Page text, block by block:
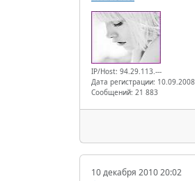
IP/Host: 94.29.113.---
Дата регистрации: 10.09.2008
Сообщений: 21 883
10 декабря 2010 20:02